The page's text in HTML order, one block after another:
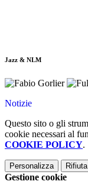
Jazz & NLM
Notizie
Questo sito o gli
cookie necessari al
COOKIE POLICY.
Personalizza
Gestione cookie